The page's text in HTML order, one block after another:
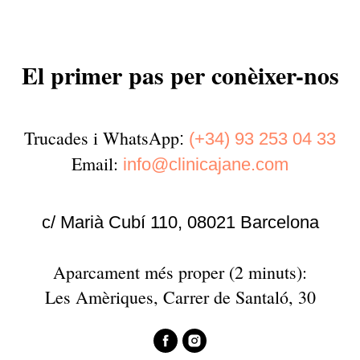
El primer pas per conèixer-nos
Trucades i WhatsApp: (+34) 93 253 04 33
Email: info@clinicajane.com
c/ Marià Cubí 110, 08021 Barcelona
Aparcament més proper (2 minuts):
Les Amèriques, Carrer de Santaló, 30